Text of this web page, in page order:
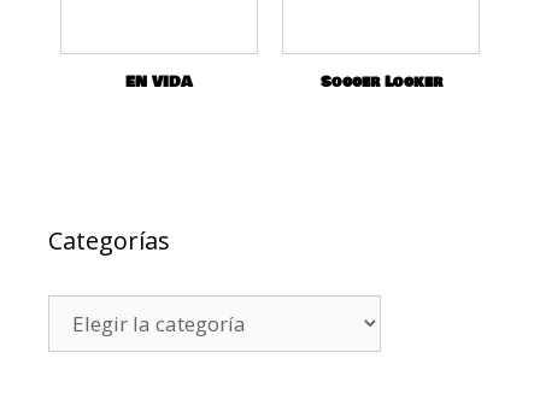
EN VIDA Soccer Locker
Categorías